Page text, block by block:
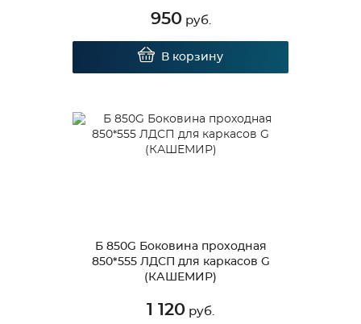
950руб.
В корзину
Б 850G Боковина проходная
850*555 ЛДСП для каркасов G
(КАШЕМИР)
1 120 руб.